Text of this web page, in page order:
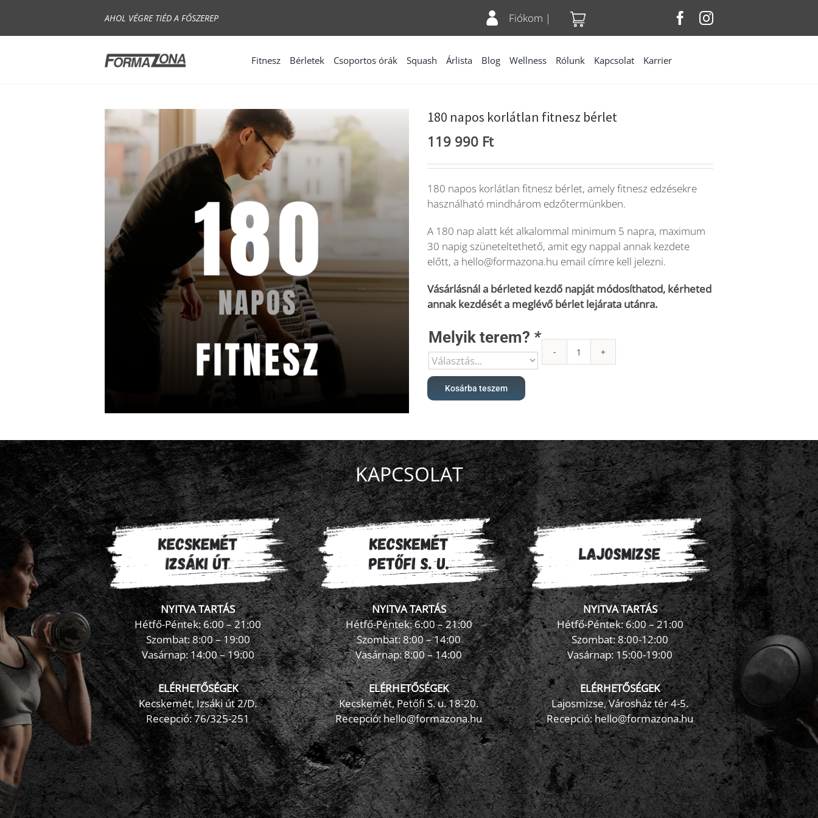
content
AHOL VÉGRE TIÉD A FŐSZEREP Fiókom |
Fitnesz Bérletek Csoportos órák Squash Árlista Blog Wellness Rólunk Kapcsolat Karrier
180 napos korlátlan fitnesz bérlet
119 990 Ft
180 napos korlátlan fitnesz bérlet, amely fitnesz edzésekre
használható mindhárom edzőtermünkben.
A 180 nap alatt két alkalommal minimum 5 napra, maximum
30 napig szüneteltethető, amit egy nappal annak kezdete
előtt, a hello@formazona.hu email címre kell jelezni.
Vásárlásnál a bérleted kezdő napját módosíthatod, kérheted
annak kezdését a meglévő bérlet lejárata utánra.
Melyik terem? *
180
Kosárba teszem
KAPCSOLAT
NYITVA TARTÁS
Hétfő-Péntek: 6:00 – 21:00
Szombat: 8:00 – 19:00
Vasárnap: 14:00 – 19:00
ELÉRHETŐSÉGEK
Kecskemét, Izsáki út 2/D.
Recepció:76/325-251
NYITVA TARTÁS
Hétfő-Péntek: 6:00 – 21:00
Szombat: 8:00 – 14:00
Vasárnap: 8:00 – 14:00
ELÉRHETŐSÉGEK
Kecskemét, Petőfi S. u. 18-20.
Recepció: hello@formazona.hu
NYITVA TARTÁS
Hétfő-Péntek: 6:00 – 21:00
Szombat: 8:00-12:00
Vasárnap: 15:00-19:00
ELÉRHETŐSÉGEK
Lajosmizse, Városház tér 4-5.
Recepció:hello@formazona.hu
FormaZona chatbot ×